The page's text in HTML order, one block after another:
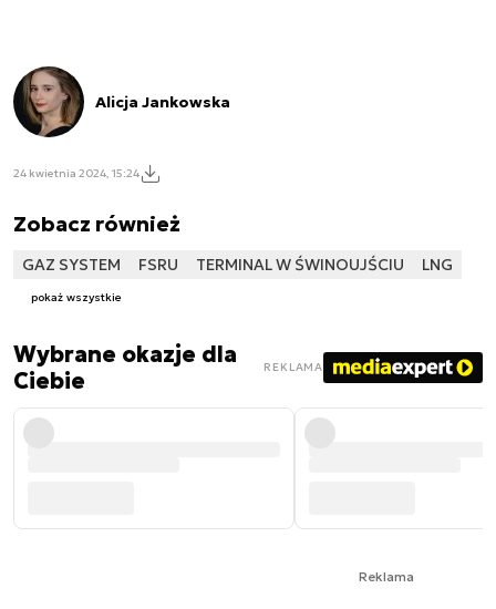
Alicja Jankowska
24 kwietnia 2024, 15:24
Zobacz również
GAZ SYSTEM FSRU TERMINAL W ŚWINOUJŚCIU LNG
pokaż wszystkie
Wybrane okazje dla
Ciebie
REKLAMA
Reklama